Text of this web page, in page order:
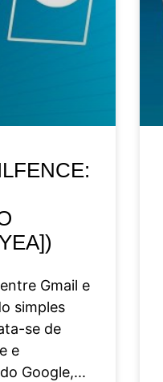
Gmail e
simples
se de
e
Google,